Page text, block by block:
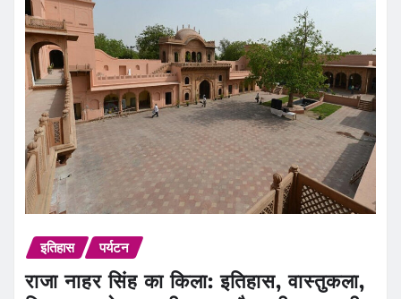
इतिहास पर्यटन
राजा नाहर सिंह का किला: इतिहास, वास्तुकला,